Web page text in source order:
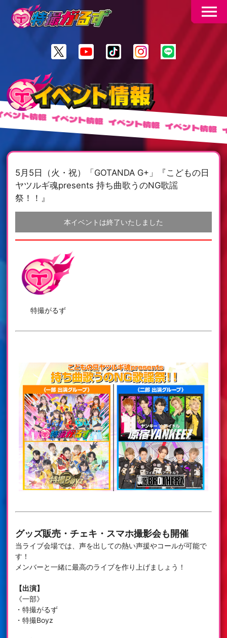
menu
ト情報 イベント情報 イベント情報 イベント情報 イ
5月5日（火・祝）「GOTANDA G+」『こどもの日
ヤツルギ魂presents 持ち曲歌うのNG歌謡
祭！！』
本イベントは終了いたしました
特撮がるず
グッズ販売・チェキ・スマホ撮影会も開催
当ライブ会場では、声を出しての熱い声援やコールが可能で
す！
メンバーと一緒に最高のライブを作り上げましょう！
【出演】
《一部》
・特撮がるず
・特撮Boyz